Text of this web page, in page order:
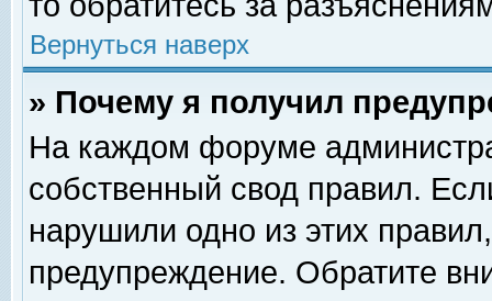
Вернуться наверх
» Почему я получил
На каждом форуме
собственный свод правил.
нарушили одно из этих
предупреждение. Обратите